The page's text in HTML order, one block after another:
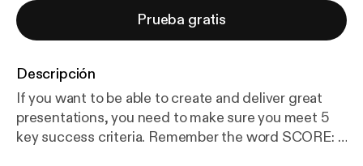
Prueba gratis
Descripción
If you want to be able to create and deliver great
presentations, you need to make sure you meet 5
key success criteria. Remember the word SCORE: 1.